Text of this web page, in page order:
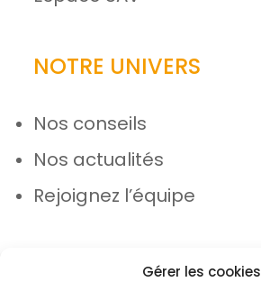
Gérer les cookies
NOTRE UNIVERS
Nos conseils
Nos actualités
Rejoignez l’équipe